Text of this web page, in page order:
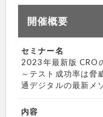
開催概要
セミナー名
2023年最新版 CRO
～テスト成功率は脅
通デジタルの最新メ
内容